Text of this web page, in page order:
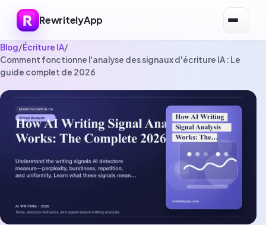
RewritelyApp
Blog/Écriture IA/
Comment fonctionne l'analyse des signaux d'écriture IA : Le
guide complet de 2026